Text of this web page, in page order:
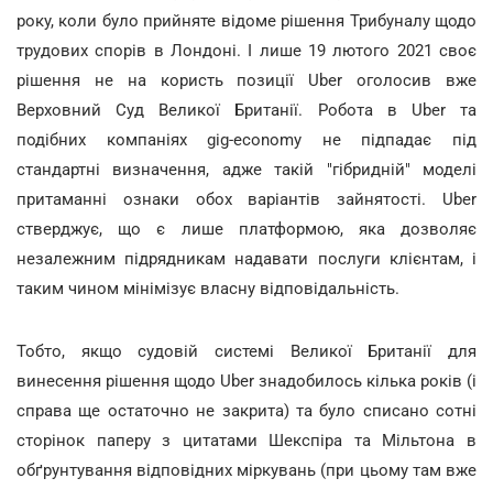
року, коли було прийняте відоме рішення Трибуналу щодо
трудових спорів в Лондоні. І лише 19 лютого 2021 своє
рішення не на користь позиції Uber оголосив вже
Верховний Суд Великої Британії. Робота в Uber та
подібних компаніях gig-economy не підпадає під
стандартні визначення, адже такій "гібридній" моделі
притаманні ознаки обох варіантів зайнятості. Uber
стверджує, що є лише платформою, яка дозволяє
незалежним підрядникам надавати послуги клієнтам, і
таким чином мінімізує власну відповідальність.
Тобто, якщо судовій системі Великої Британії для
винесення рішення щодо Uber знадобилось кілька років (і
справа ще остаточно не закрита) та було списано сотні
сторінок паперу з цитатами Шекспіра та Мільтона в
обґрунтування відповідних міркувань (при цьому там вже